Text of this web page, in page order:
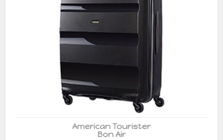
American Tourister
Bon Air